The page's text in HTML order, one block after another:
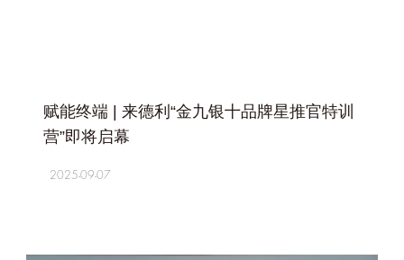
赋能终端 | 来德利“金九银十品牌星推官特训
营”即将启幕
2025-09-07